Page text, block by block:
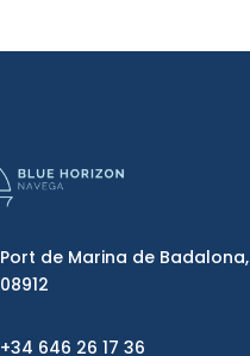
Port de Marina de Badalona,
08912
+34 646 26 17 36